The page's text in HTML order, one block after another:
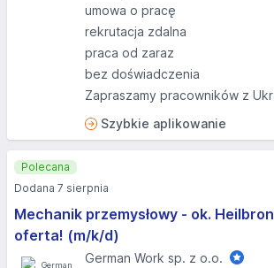
umowa o pracę
rekrutacja zdalna
praca od zaraz
bez doświadczenia
Zapraszamy pracowników z
Szybkie aplikowanie
Mechanik przemysłowy - ok.
oferta! (m/k/d)
German Work sp. z o.o.
Polecana
Dodana 7 sierpnia